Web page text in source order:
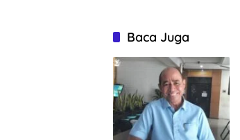
Baca Juga